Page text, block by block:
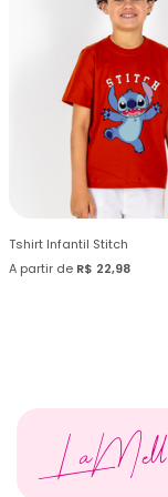
Tshirt Infantil Stitch
A partir de R$ 22,98
LaMell